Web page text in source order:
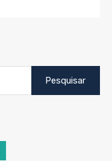
por: